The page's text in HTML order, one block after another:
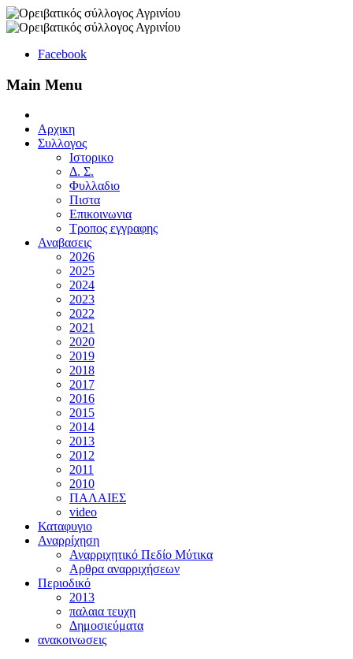
Facebook
Main Menu
Αρχικη
Συλλογος
Ιστορικο
Δ. Σ.
Φυλλαδιο
Πιστα
Επικοινωνια
Τροπος εγγραφης
Αναβασεις
2026
2025
2024
2023
2022
2021
2020
2019
2018
2017
2016
2015
2014
2013
2012
2011
2010
ΠΑΛΑΙΕΣ
video
Καταφυγιο
Αναρρίχηση
Αναρριχητικό Πεδίο Μύτικα
Αρθρα αναρριχήσεων
Περιοδικό
2013
παλαια τευχη
Δημοσιεύματα
ανακοινωσεις